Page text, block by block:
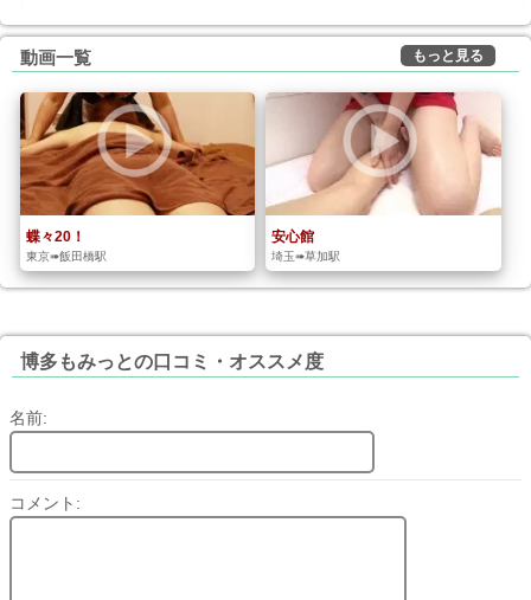
動画一覧 もっと見る
蝶々20！
東京➠飯田橋駅
安心館
埼玉➠草加駅
博多もみっとの口コミ・オススメ度
名前:
コメント: